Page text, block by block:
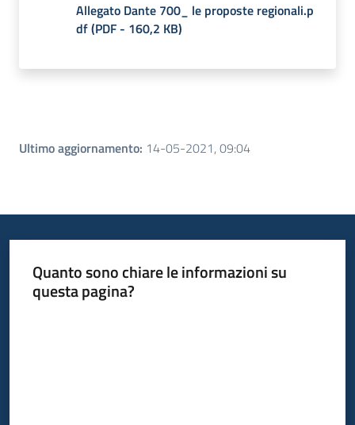
Allegato Dante 700_ le proposte regionali.p
df(PDF - 160,2 KB)
Ultimo aggiornamento: 14-05-2021, 09:04
Quanto sono chiare le informazioni su
questa pagina?